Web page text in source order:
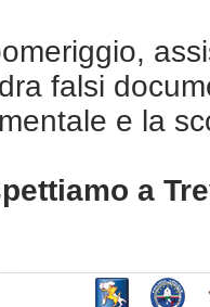
falsi
e la
a